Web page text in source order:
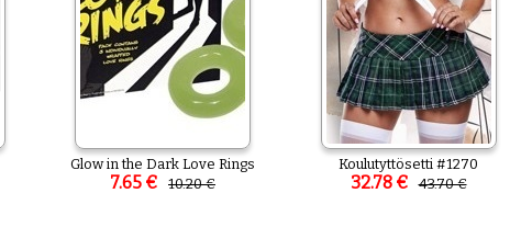
Glow in the Dark Love Rings
7.65 € 10.20 €
Koulutyttösetti #1270
32.78 € 43.70 €